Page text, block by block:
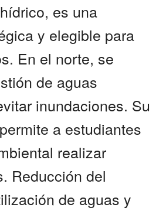
es una
y elegible para
En el norte, se
de aguas
inundaciones. Su
a estudiantes
realizar
Reducción del
de aguas y